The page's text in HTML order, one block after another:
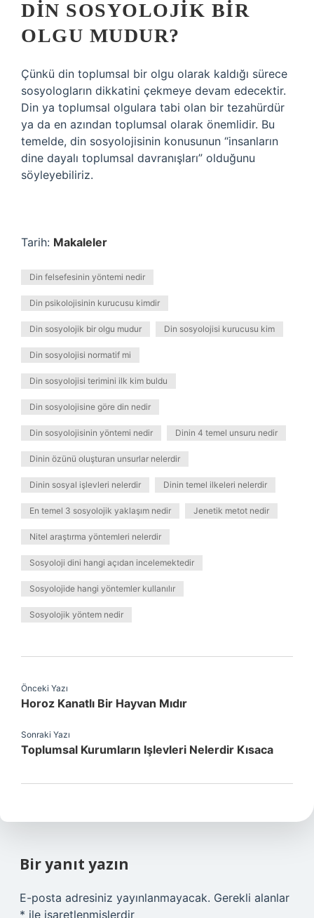
DIN SOSYOLOJIK BIR
OLGU MUDUR?
Çünkü din toplumsal bir olgu olarak kaldığı sürece
sosyologların dikkatini çekmeye devam edecektir.
Din ya toplumsal olgulara tabi olan bir tezahürdür
ya da en azından toplumsal olarak önemlidir. Bu
temelde, din sosyolojisinin konusunun “insanların
dine dayalı toplumsal davranışları” olduğunu
söyleyebiliriz.
Tarih: Makaleler
Din felsefesinin yöntemi nedir
Din psikolojisinin kurucusu kimdir
Din sosyolojik bir olgu mudur Din sosyolojisi kurucusu kim
Din sosyolojisi normatif mi
Din sosyolojisi terimini ilk kim buldu
Din sosyolojisine göre din nedir
Din sosyolojisinin yöntemi nedir Dinin 4 temel unsuru nedir
Dinin özünü oluşturan unsurlar nelerdir
Dinin sosyal işlevleri nelerdir Dinin temel ilkeleri nelerdir
En temel 3 sosyolojik yaklaşım nedir Jenetik metot nedir
Nitel araştırma yöntemleri nelerdir
Sosyoloji dini hangi açıdan incelemektedir
Sosyolojide hangi yöntemler kullanılır
Sosyolojik yöntem nedir
Önceki Yazı
Horoz Kanatlı Bir Hayvan Mıdır
Sonraki Yazı
Toplumsal Kurumların Işlevleri Nelerdir Kısaca
Bir yanıt yazın
E-posta adresiniz yayınlanmayacak. Gerekli alanlar
* ile işaretlenmişlerdir